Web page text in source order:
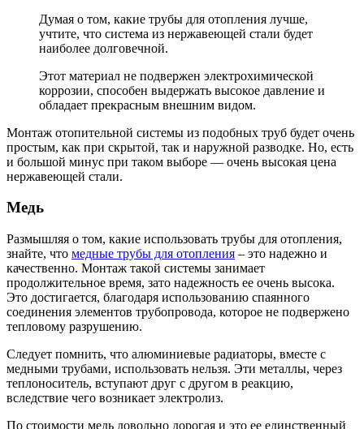
Думая о том, какие трубы для отопления лучше,
учтите, что система из нержавеющей стали будет
наиболее долговечной.
Этот материал не подвержен электрохимической
коррозии, способен выдержать высокое давление и
обладает прекрасным внешним видом.
Монтаж отопительной системы из подобных труб будет очень
простым, как при скрытой, так и наружной разводке. Но, есть
и большой минус при таком выборе — очень высокая цена
нержавеющей стали.
Медь
Размышляя о том, какие использовать трубы для отопления,
знайте, что медные трубы для отопления – это надежно и
качественно. Монтаж такой системы занимает
продолжительное время, зато надежность ее очень высока.
Это достигается, благодаря использованию спаянного
соединения элементов трубопровода, которое не подвержено
тепловому разрушению.
Следует помнить, что алюминиевые радиаторы, вместе с
медными трубами, использовать нельзя. Эти металлы, через
теплоноситель, вступают друг с другом в реакцию,
вследствие чего возникает электролиз.
По стоимости медь довольно дорогая и это ее единственный